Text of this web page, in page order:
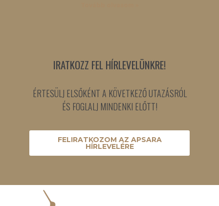
IRATKOZZ FEL HÍRLEVELÜNKRE!
ÉRTESÜLJ ELSŐKÉNT A KÖVETKEZŐ UTAZÁSRÓL
ÉS FOGLALJ MINDENKI ELŐTT!
FELIRATKOZOM AZ APSARA
HÍRLEVELÉRE